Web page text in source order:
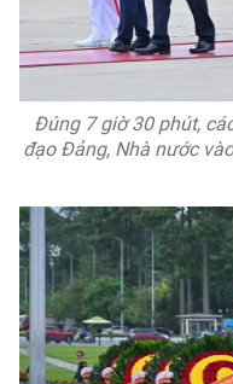
Đúng 7 giờ 30 phút,
đạo Đảng, Nhà nước